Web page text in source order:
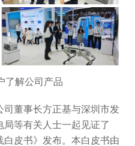
了解公司产品
司董事长方正基与深圳市发
局等有关人士一起见证了
白皮书》发布。本白皮书由